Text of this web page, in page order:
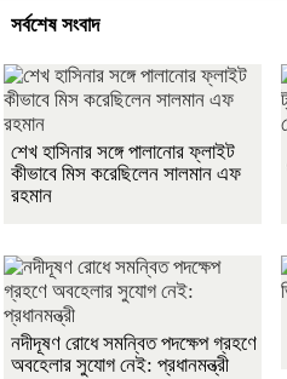
সর্বশেষ সংবাদ
শেখ হাসিনার সঙ্গে পালানোর ফ্লাইট
কীভাবে মিস করেছিলেন সালমান এফ
রহমান
নদীদূষণ রোধে সমন্বিত পদক্ষেপ গ্রহণে
অবহেলার সুযোগ নেই: প্রধানমন্ত্রী